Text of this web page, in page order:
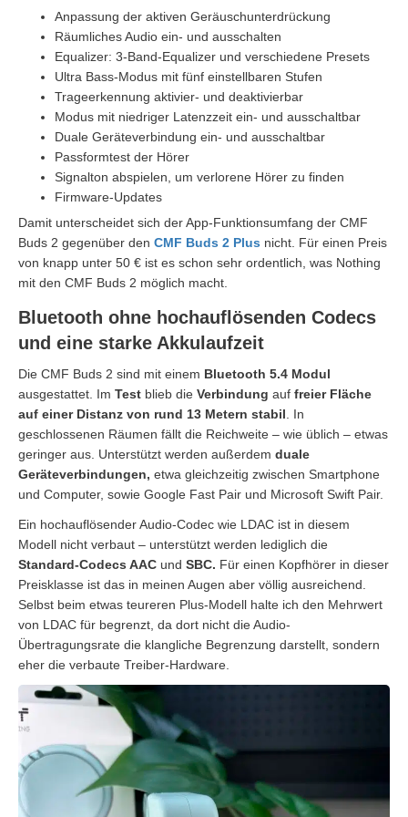
Anpassung der aktiven Geräuschunterdrückung
Räumliches Audio ein- und ausschalten
Equalizer: 3-Band-Equalizer und verschiedene Presets
Ultra Bass-Modus mit fünf einstellbaren Stufen
Trageerkennung aktivier- und deaktivierbar
Modus mit niedriger Latenzzeit ein- und ausschaltbar
Duale Geräteverbindung ein- und ausschaltbar
Passformtest der Hörer
Signalton abspielen, um verlorene Hörer zu finden
Firmware-Updates
Damit unterscheidet sich der App-Funktionsumfang der CMF
Buds 2 gegenüber den CMF Buds 2 Plus nicht. Für einen Preis
von knapp unter 50 € ist es schon sehr ordentlich, was Nothing
mit den CMF Buds 2 möglich macht.
Bluetooth ohne hochauflösenden Codecs
und eine starke Akkulaufzeit
Die CMF Buds 2 sind mit einem Bluetooth 5.4 Modul
ausgestattet. Im Test blieb die Verbindung auf freier Fläche
auf einer Distanz von rund 13 Metern stabil. In
geschlossenen Räumen fällt die Reichweite – wie üblich – etwas
geringer aus. Unterstützt werden außerdem duale
Geräteverbindungen, etwa gleichzeitig zwischen Smartphone
und Computer, sowie Google Fast Pair und Microsoft Swift Pair.
Ein hochauflösender Audio-Codec wie LDAC ist in diesem
Modell nicht verbaut – unterstützt werden lediglich die
Standard-Codecs AAC und SBC. Für einen Kopfhörer in dieser
Preisklasse ist das in meinen Augen aber völlig ausreichend.
Selbst beim etwas teureren Plus-Modell halte ich den Mehrwert
von LDAC für begrenzt, da dort nicht die Audio-
Übertragungsrate die klangliche Begrenzung darstellt, sondern
eher die verbaute Treiber-Hardware.